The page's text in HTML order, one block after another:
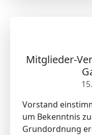
Mitglieder-
Vorstand
um Bekenntnis
Grundordnung